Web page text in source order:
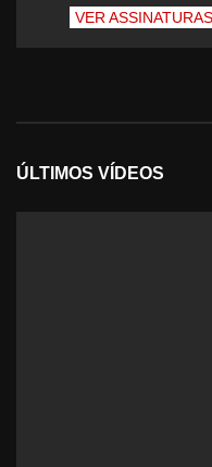
VER ASSINATURAS
ÚLTIMOS VÍDEOS